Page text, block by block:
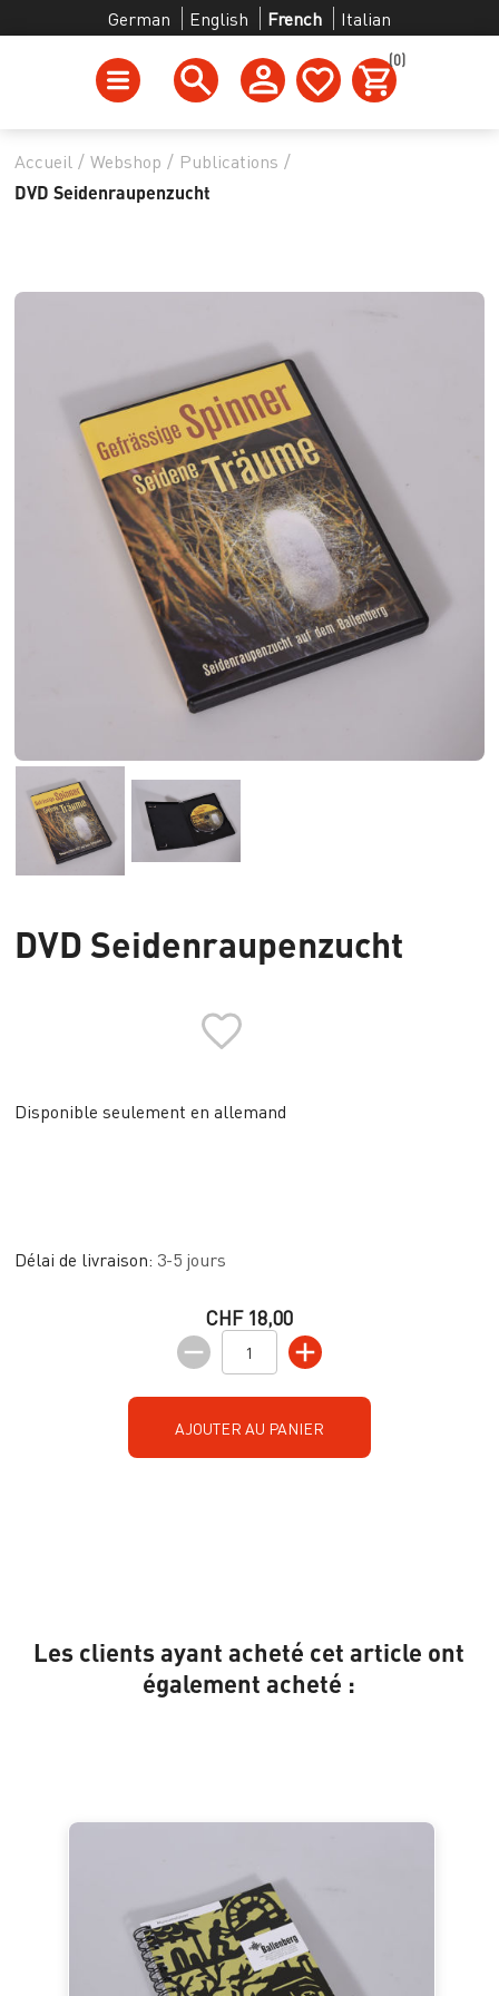
German English French Italian
(0)
Accueil / Webshop / Publications /
DVD Seidenraupenzucht
DVD Seidenraupenzucht
Disponible seulement en allemand
Délai de livraison: 3-5 jours
CHF 18,00
AJOUTER AU PANIER
Les clients ayant acheté cet article ont
également acheté :